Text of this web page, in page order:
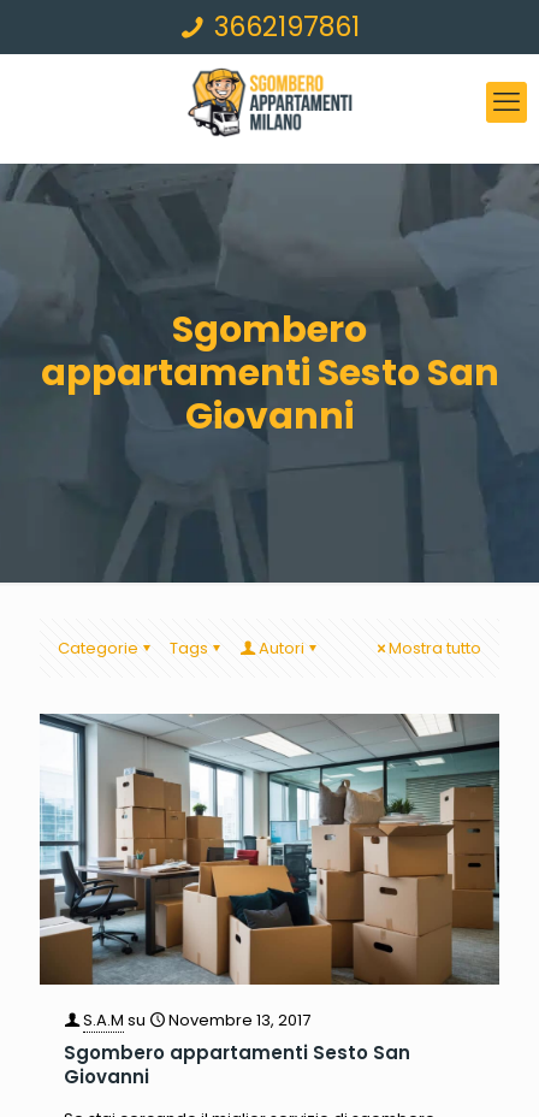
3662197861
Sgombero
appartamenti Sesto San
Giovanni
Categorie Tags Autori Mostra tutto
S.A.M su Novembre 13, 2017
Sgombero appartamenti Sesto San
Giovanni